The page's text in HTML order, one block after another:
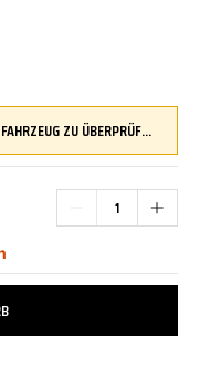
DRÜCKEN SIE AUF DEN BUTTON, UM IHR FAHRZEUG ZU ÜBERPRÜFEN UND SICHERZUSTELLEN, DASS DIESES TEIL KOMPATIBEL IST, BEVOR SIE ES BESTELLEN